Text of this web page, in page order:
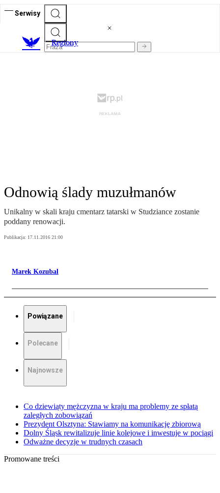
Serwisy
Regiony
Odnowią ślady muzułmanów
Unikalny w skali kraju cmentarz tatarski w Studziance zostanie
poddany renowacji.
Publikacja: 17.11.2016 21:00
Marek Kozubal
Powiązane
Polecane
Najnowsze
Co dziewiąty mężczyzna w kraju ma problemy ze spłatą
zaległych zobowiązań
Prezydent Olsztyna: Stawiamy na komunikację zbiorową
Dolny Śląsk rewitalizuje linie kolejowe i inwestuje w pociągi
Odważne decyzje w trudnych czasach
Promowane treści